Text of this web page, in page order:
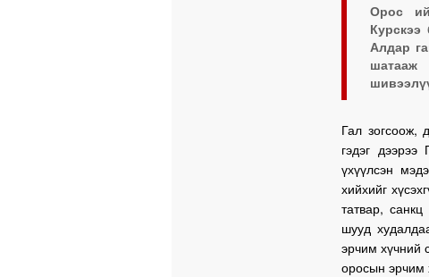
Орос
Алдар
Гал зогсоож,
гэдэг
үхүүлсэн
хийхийг
татвар,
шууд
эрчим хүчний
оросын эрчим